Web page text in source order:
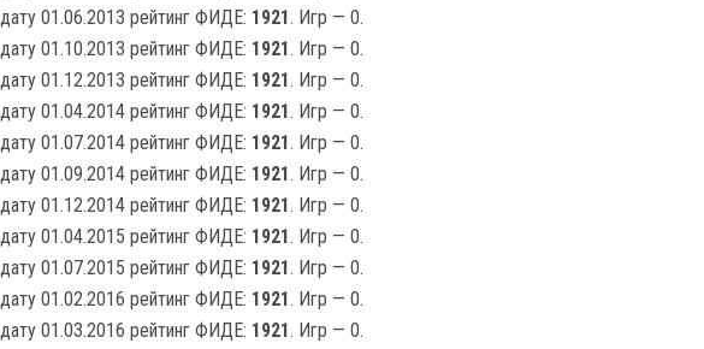
01.06.2013 рейтинг ФИДЕ: 1921. Игр — 0.
01.10.2013 рейтинг ФИДЕ: 1921. Игр — 0.
01.12.2013 рейтинг ФИДЕ: 1921. Игр — 0.
01.04.2014 рейтинг ФИДЕ: 1921. Игр — 0.
01.07.2014 рейтинг ФИДЕ: 1921. Игр — 0.
01.09.2014 рейтинг ФИДЕ: 1921. Игр — 0.
01.12.2014 рейтинг ФИДЕ: 1921. Игр — 0.
01.04.2015 рейтинг ФИДЕ: 1921. Игр — 0.
01.07.2015 рейтинг ФИДЕ: 1921. Игр — 0.
01.02.2016 рейтинг ФИДЕ: 1921. Игр — 0.
01.03.2016 рейтинг ФИДЕ: 1921. Игр — 0.